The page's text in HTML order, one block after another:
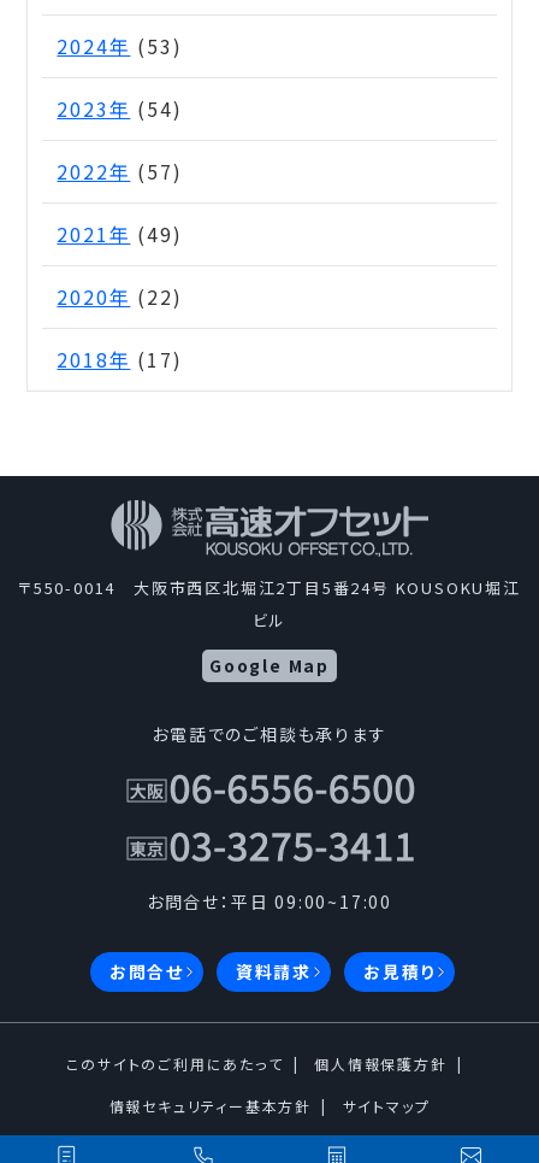
2024年 (53)
2023年 (54)
2022年 (57)
2021年 (49)
2020年 (22)
2018年 (17)
〒550-0014 大阪市西区北堀江2丁目5番24号 KOUSOKU堀江
ビル
Google Map
お電話でのご相談も承ります
お問合せ：平日 09:00~17:00
お問合せ 資料請求 お見積り
このサイトのご利用にあたって 個人情報保護方針
情報セキュリティー基本方針 サイトマップ
Copyright © 2005-2026 kousoku-offset All Rights reserved.